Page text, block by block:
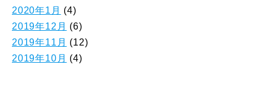
2020年1月 (4)
2019年12月 (6)
2019年11月 (12)
2019年10月 (4)